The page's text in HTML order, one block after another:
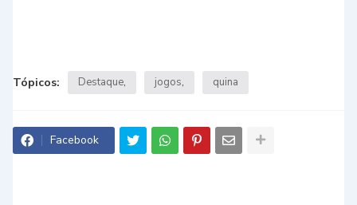
Tópicos: Destaque jogos quina
Facebook